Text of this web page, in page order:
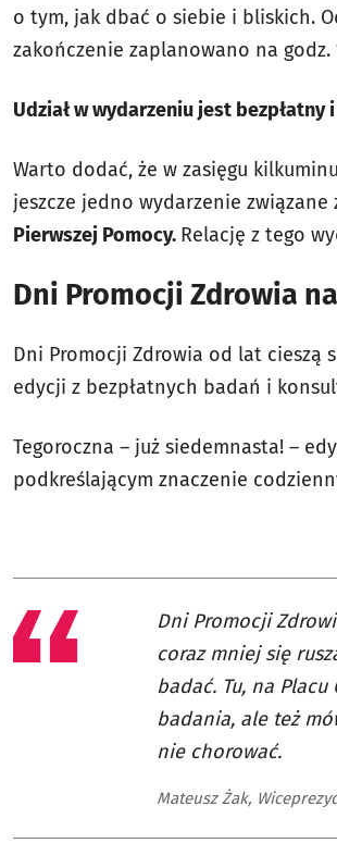
o tym, jak dbać o siebie i bliskich.
zakończenie zaplanowano na godz.
Udział w wydarzeniu jest
Warto dodać, że w zasięgu
jeszcze jedno wydarzenie
Pierwszej Pomocy. Relację z tego
Dni Promocji Zdrowia
Dni Promocji Zdrowia od lat cieszą
edycji z bezpłatnych badań i
Tegoroczna – już siedemnasta! –
podkreślającym znaczenie
Dni Promocji
coraz mniej się
badać. Tu, na
badania, ale też
nie chorować.
Mateusz Żak,